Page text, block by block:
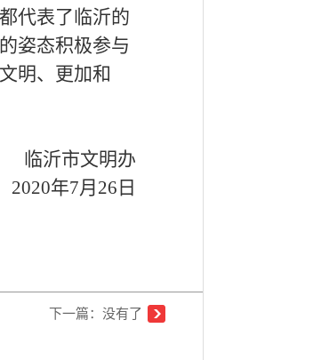
代表了临沂的
姿态积极参与
明、更加和
临沂市文明办
2020年7月26日
下一篇：没有了